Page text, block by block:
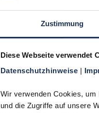
Zustimmung
Diese Webseite verwendet
Datenschutzhinweise |
Wir verwenden Cookies,
und die Zugriffe auf unsere